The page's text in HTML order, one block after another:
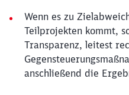
Wenn es zu
Teilprojekten kommt,
Transparenz, leitest
anschließend die